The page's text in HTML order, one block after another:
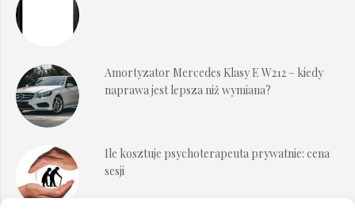
Amortyzator Mercedes Klasy E W212 – kiedy
naprawa jest lepsza niż wymiana?
Ile kosztuje psychoterapeuta prywatnie: cena
sesji